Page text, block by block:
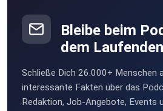
Bleibe beim
dem Laufenden
Schließe Dich 26.000+ Menschen
interessante Fakten über das
Redaktion, Job-Angebote, Events